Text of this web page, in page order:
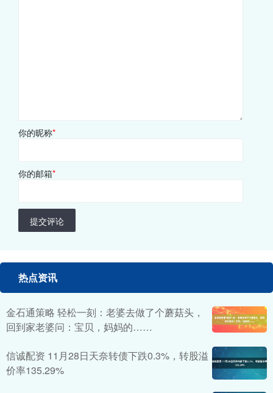
你的昵称*
你的邮箱*
提交评论
热点资讯
金石通策略 轻松一刻：老婆去做了个蘑菇头，
回到家老婆问：宝贝，妈妈的……
信诚配资 11月28日天奈转债下跌0.3%，转股溢
价率135.29%